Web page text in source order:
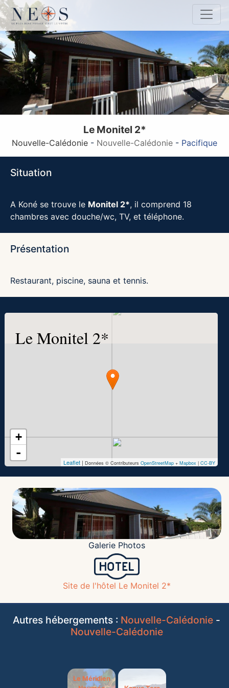
Le Monitel 2*
Nouvelle-Calédonie - Nouvelle-Calédonie - Pacifique
Situation
A Koné se trouve le Monitel 2*, il comprend 18
chambres avec douche/wc, TV, et téléphone.
Présentation
Restaurant, piscine, sauna et tennis.
Le Monitel 2*
+
-
Leaflet |Données © ContributeursOpenStreetMap +Mapbox |CC-BY
Galerie Photos
Site de l'hôtel Le Monitel 2*
Autres hébergements : Nouvelle-Calédonie -
Nouvelle-Calédonie
Le Méridien